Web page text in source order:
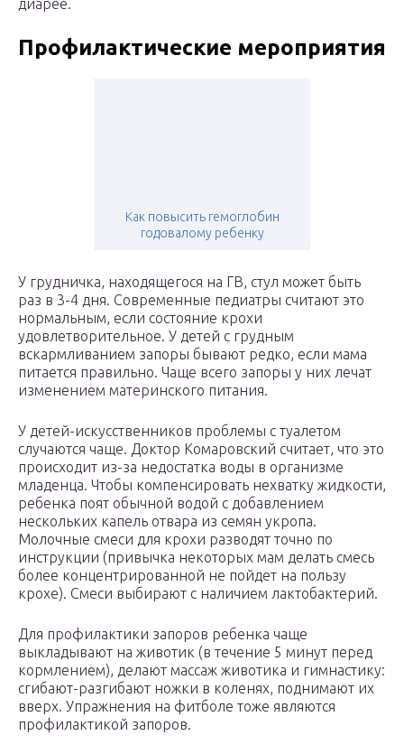
диарее.
Профилактические мероприятия
Как повысить гемоглобин
годовалому ребенку
У грудничка, находящегося на ГВ, стул может быть
раз в 3-4 дня. Современные педиатры считают это
нормальным, если состояние крохи
удовлетворительное. У детей с грудным
вскармливанием запоры бывают редко, если мама
питается правильно. Чаще всего запоры у них лечат
изменением материнского питания.
У детей-искусственников проблемы с туалетом
случаются чаще. Доктор Комаровский считает, что это
происходит из-за недостатка воды в организме
младенца. Чтобы компенсировать нехватку жидкости,
ребенка поят обычной водой с добавлением
нескольких капель отвара из семян укропа.
Молочные смеси для крохи разводят точно по
инструкции (привычка некоторых мам делать смесь
более концентрированной не пойдет на пользу
крохе). Смеси выбирают с наличием лактобактерий.
Для профилактики запоров ребенка чаще
выкладывают на животик (в течение 5 минут перед
кормлением), делают массаж животика и гимнастику:
сгибают-разгибают ножки в коленях, поднимают их
вверх. Упражнения на фитболе тоже являются
профилактикой запоров.